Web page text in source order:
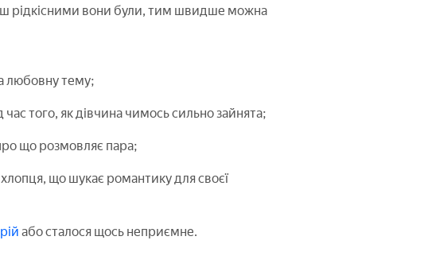
рідкісними вони були, тим швидше можна
любовну тему;
того, як дівчина чимось сильно зайнята;
що розмовляє пара;
хлопця, що шукає романтику для своєї
або сталося щось неприємне.